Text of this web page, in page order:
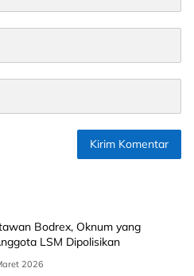
Bodrex, Oknum yang
LSM Dipolisikan
2026